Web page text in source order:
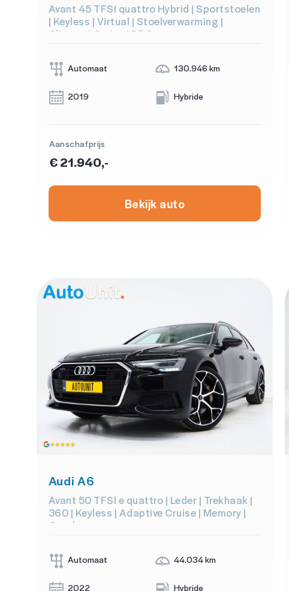
Avant 45 TFSI quattro Hybrid | Sportstoelen
| Keyless | Virtual | Stoelverwarming |
Climate | Cruise | PDC
Automaat 130.946 km
2019 Hybride
Aanschafprijs
€ 21.940,-
Bekijk auto
Audi A6
Avant 50 TFSI e quattro | Leder | Trekhaak |
360 | Keyless | Adaptive Cruise | Memory |
Carplay
Automaat 44.034 km
2022 Hybride